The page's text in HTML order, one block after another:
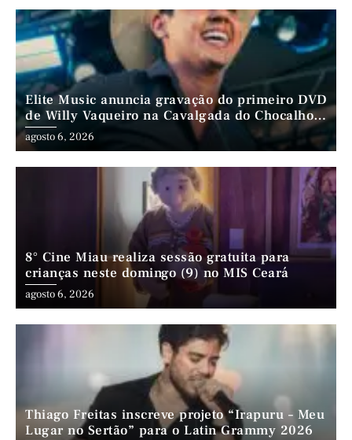
Elite Music anuncia gravação do primeiro DVD
de Willy Vaqueiro na Cavalgada do Chocalho
(PE)
agosto 6, 2026
8° Cine Miau realiza sessão gratuita para
crianças neste domingo (9) no MIS Ceará
agosto 6, 2026
Thiago Freitas inscreve projeto “Irapuru – Meu
Lugar no Sertão” para o Latin Grammy 2026